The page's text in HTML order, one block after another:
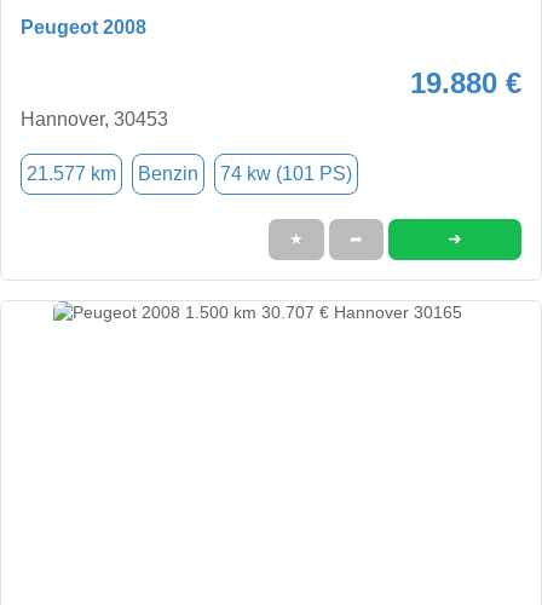
Peugeot 2008
19.880 €
Hannover, 30453
21.577 km Benzin 74 kw (101 PS)
★ ➦ ➜